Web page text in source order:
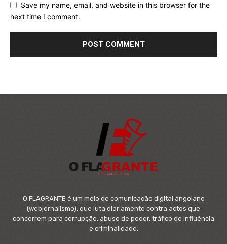
Save my name, email, and website in this browser for the
next time I comment.
O FLAGRANTE é um meio de comunicação digital angolano
(webjornalismo), que luta diariamente contra actos que
concorrem para corrupção, abuso de poder, tráfico de influência
e criminalidade.